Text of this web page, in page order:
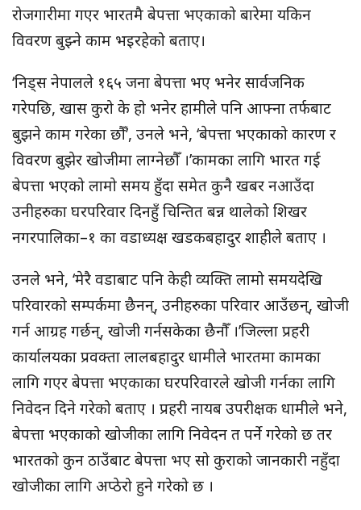
रोजगारीमा गएर भारतमै बेपत्ता भएकाको बारेमा यकिन
विवरण बुझ्ने काम भइरहेको बताए।
‘निड्स नेपालले १६५ जना बेपत्ता भए भनेर सार्वजनिक
गरेपछि, खास कुरो के हो भनेर हामीले पनि आफ्ना तर्फबाट
बुझने काम गरेका छौँ’, उनले भने, ‘बेपत्ता भएकाको कारण र
विवरण बुझेर खोजीमा लाग्नेछौँ ।’कामका लागि भारत गई
बेपत्ता भएको लामो समय हुँदा समेत कुनै खबर नआउँदा
उनीहरुका घरपरिवार दिनहुँ चिन्तित बन्न थालेको शिखर
नगरपालिका–१ का वडाध्यक्ष खडकबहादुर शाहीले बताए ।
उनले भने, ‘मेरै वडाबाट पनि केही व्यक्ति लामो समयदेखि
परिवारको सम्पर्कमा छैनन्, उनीहरुका परिवार आउँछन्, खोजी
गर्न आग्रह गर्छन्, खोजी गर्नसकेका छैनौँ ।’जिल्ला प्रहरी
कार्यालयका प्रवक्ता लालबहादुर धामीले भारतमा कामका
लागि गएर बेपत्ता भएकाका घरपरिवारले खोजी गर्नका लागि
निवेदन दिने गरेको बताए । प्रहरी नायब उपरीक्षक धामीले भने,
बेपत्ता भएकाको खोजीका लागि निवेदन त पर्ने गरेको छ तर
भारतको कुन ठाउँबाट बेपत्ता भए सो कुराको जानकारी नहुँदा
खोजीका लागि अप्ठेरो हुने गरेको छ ।